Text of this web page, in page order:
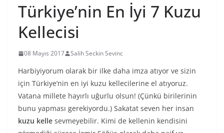
Türkiye’nin En İyi 7 Kuzu
Kellecisi
08 Mayıs 2017 Salih Seckin Sevinc
Harbiyiyorum olarak bir ilke daha imza atıyor ve sizin
için Türkiye’nin en iyi kuzu kellecilerine el atıyoruz.
Vatana millete hayırlı uğurlu olsun! (Çünkü birilerinin
bunu yapması gerekiyordu.) Sakatat seven her insan
kuzu kelle sevmeyebilir. Kimi de kellenin kendisini